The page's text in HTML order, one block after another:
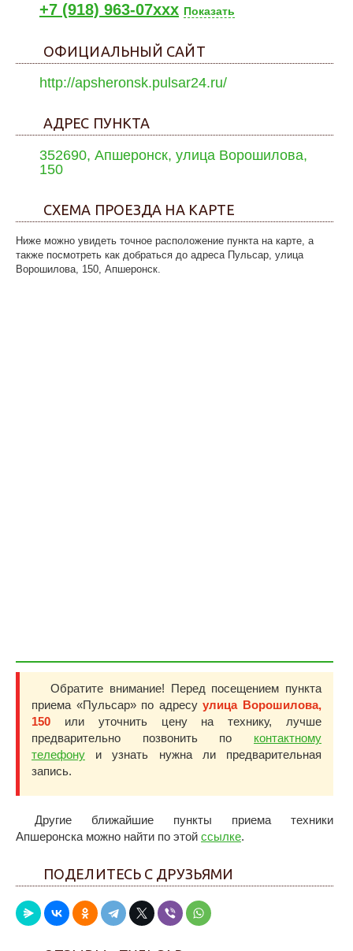
+7 (918) 963-07xxx Показать
ОФИЦИАЛЬНЫЙ САЙТ
http://apsheronsk.pulsar24.ru/
АДРЕС ПУНКТА
352690, Апшеронск, улица Ворошилова,
150
СХЕМА ПРОЕЗДА НА КАРТЕ
Ниже можно увидеть точное расположение пункта на карте, а
также посмотреть как добраться до адреса Пульсар, улица
Ворошилова, 150, Апшеронск.
Обратите внимание! Перед посещением пункта
приема «Пульсар» по адресуулица Ворошилова,
150 или уточнить цену на технику, лучше
предварительно позвонить по контактному
телефону и узнать нужна ли предварительная
запись.
Другие ближайшие пункты приема техники
Апшеронска можно найти по этой ссылке.
ПОДЕЛИТЕСЬ С ДРУЗЬЯМИ